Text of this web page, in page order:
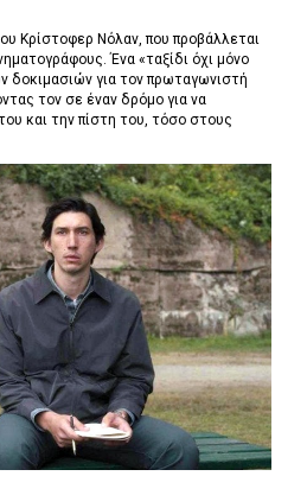
Κρίστοφερ Νόλαν,που προβάλλεται
Ένα «ταξίδι όχι μόνο
δοκιμασιών για τον πρωταγωνιστή
τον σε έναν δρόμο για να
και την πίστη του, τόσο στους